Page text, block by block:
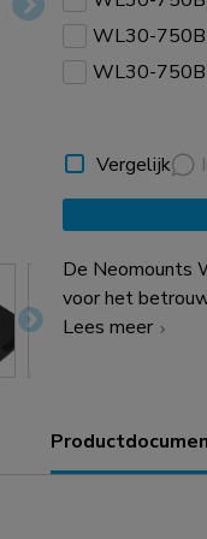
WL30-
WL30-
Vergelijk
De Neomounts
voor het
zwaargewicht
meest solide en
Lees meer